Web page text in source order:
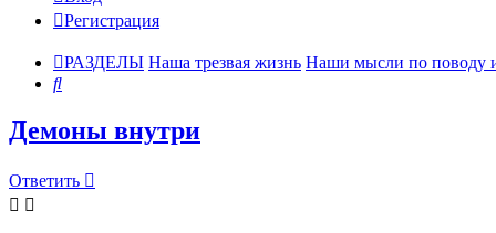
Регистрация
РАЗДЕЛЫ Наша трезвая жизнь Наши мысли по поводу
Поиск
Демоны внутри
Ответить